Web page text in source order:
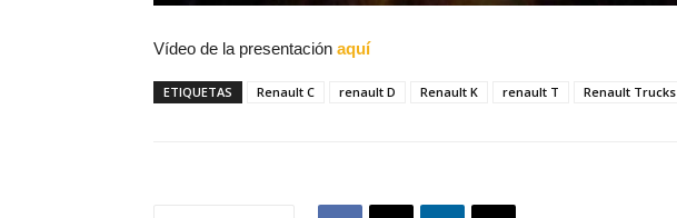
Vídeo de la presentación aquí
ETIQUETAS Renault C renault D Renault K renault T Renault Trucks